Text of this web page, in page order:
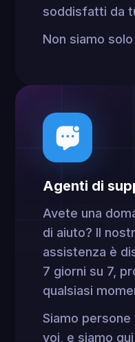
soddisfatti da
Non siamo
Agenti di
Avete una
di aiuto? Il
assistenza è
7 giorni su 7,
qualsiasi
Siamo
voi, e siamo